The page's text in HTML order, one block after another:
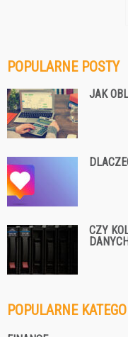
POPULARNE POSTY
JAK
CZY
POPULARNE